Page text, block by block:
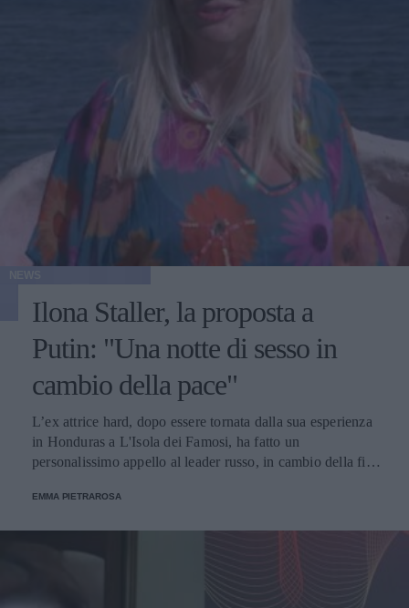
Ilona Staller, la proposta a
Putin: "Una notte di sesso in
cambio della pace"
L’ex attrice hard, dopo essere tornata dalla sua esperienza
in Honduras a L'Isola dei Famosi, ha fatto un
personalissimo appello al leader russo, in cambio della fine
Instagram e a corredo della caption, una serie di hashtag
EMMA PIETRAROSA